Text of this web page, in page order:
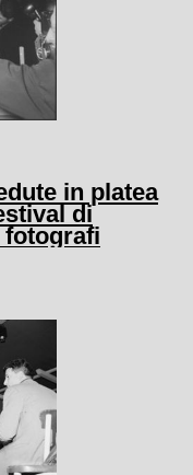
in platea
di